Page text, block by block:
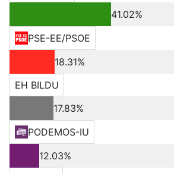
41.02%
PSE-EE/PSOE
18.31%
EH BILDU
17.83%
PODEMOS-IU
12.03%